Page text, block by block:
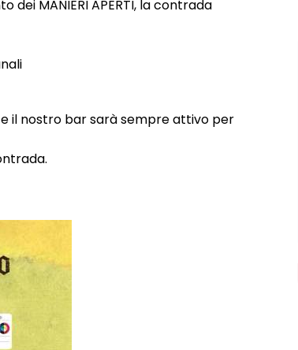
MANIERI APERTI, la contrada
il nostro bar sarà sempre attivo per